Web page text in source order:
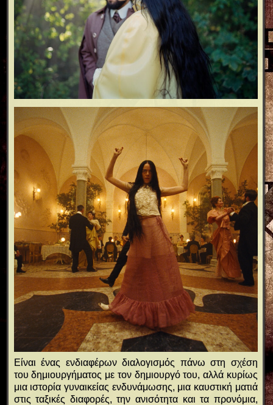
Είναι ένας ενδιαφέρων διαλογισμός πάνω στη σχέση
του δημιουργήματος με τον δημιουργό του, αλλά κυρίως
μια ιστορία γυναικείας ενδυνάμωσης, μια καυστική ματιά
στις ταξικές διαφορές, την ανισότητα και τα προνόμια,